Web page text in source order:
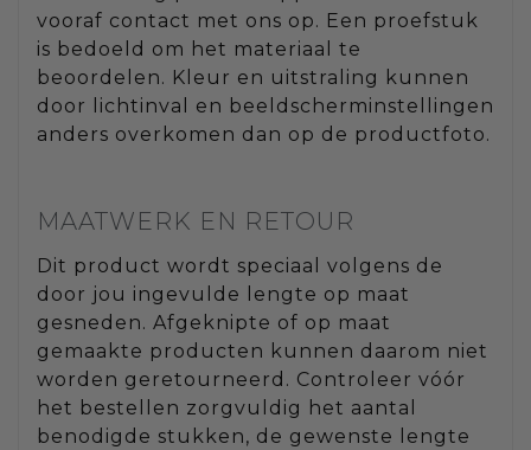
vooraf contact met ons op. Een proefstuk
is bedoeld om het materiaal te
beoordelen. Kleur en uitstraling kunnen
door lichtinval en beeldscherminstellingen
anders overkomen dan op de productfoto.
MAATWERK EN RETOUR
Dit product wordt speciaal volgens de
door jou ingevulde lengte op maat
gesneden. Afgeknipte of op maat
gemaakte producten kunnen daarom niet
worden geretourneerd. Controleer vóór
het bestellen zorgvuldig het aantal
benodigde stukken, de gewenste lengte